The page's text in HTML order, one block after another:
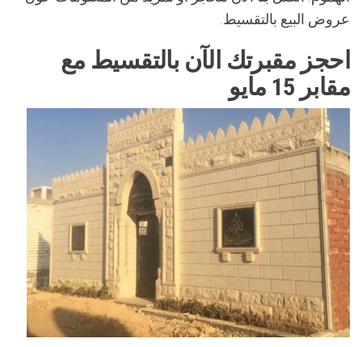
عروض البيع بالتقسيط.
احجز مقبرتك الآن بالتقسيط مع
مقابر 15 مايو